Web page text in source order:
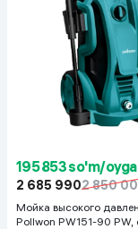
195 853 so'm/oyga
2 685 9902 850
Мойка высокого
Pollwon PW151-90 PW,